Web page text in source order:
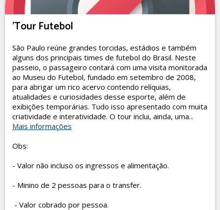
'Tour Futebol
São Paulo reúne grandes torcidas, estádios e também
alguns dos principais times de futebol do Brasil. Neste
passeio, o passageiro contará com uma visita monitorada
ao Museu do Futebol, fundado em setembro de 2008,
para abrigar um rico acervo contendo relíquias,
atualidades e curiosidades desse esporte, além de
exibições temporárias. Tudo isso apresentado com muita
criatividade e interatividade. O tour inclui, ainda, uma...
Mais informações
Obs:
- Valor não incluso os ingressos e alimentação.
- Minino de 2 pessoas para o transfer.
- Valor cobrado por pessoa.